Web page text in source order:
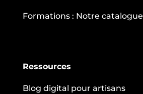
Formations : Notre catalogue
Ressources
Blog digital pour artisans